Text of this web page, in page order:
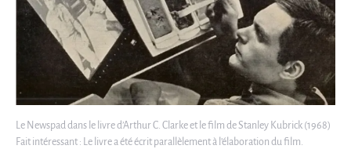
Le Newspad dans le livre d’Arthur C. Clarke et le film de Stanley Kubrick (1968)
Fait intéressant : Le livre a été écrit parallèlement à l’élaboration du film.